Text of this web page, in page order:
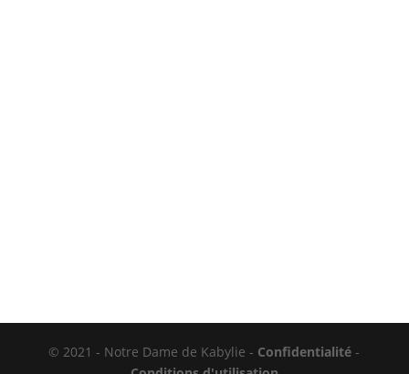
© 2021 - Notre Dame de Kabylie - Confidentialité -